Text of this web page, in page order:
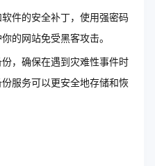
件的安全补丁，使用强密码
的网站免受黑客攻击。
，确保在遇到灾难性事件时
服务可以更安全地存储和恢